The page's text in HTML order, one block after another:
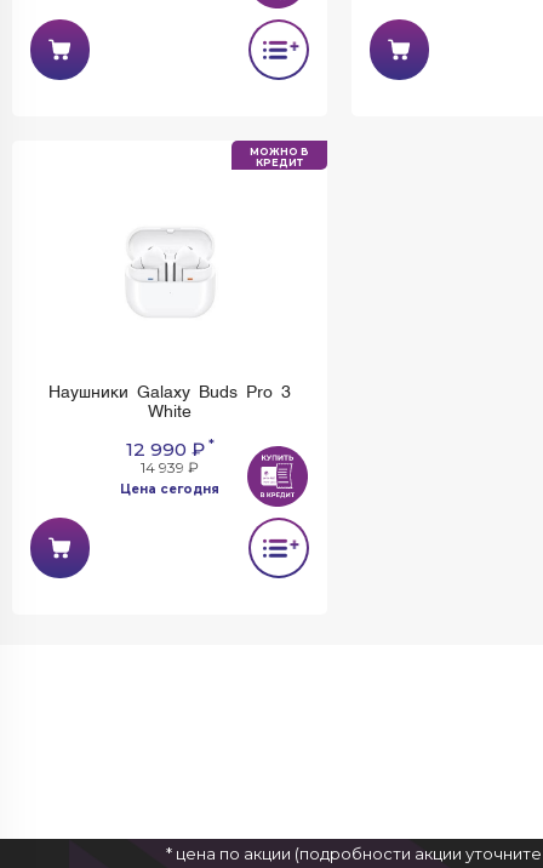
МОЖНО В
КРЕДИТ
Наушники Galaxy Buds Pro 3
White
12 990 ₽*
14 939 ₽
Цена сегодня
* цена по акции (подробности акции